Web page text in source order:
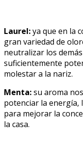
Laurel:ya que en la
gran variedad de
neutralizar los
suficientemente
molestar a la nariz.
Menta:su aroma
potenciar la energía,
para mejorar la
la casa.